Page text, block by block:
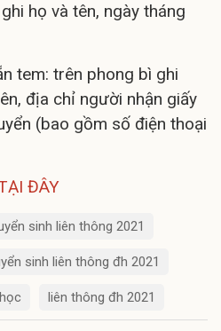
họ và tên, ngày tháng
tem: trên phong bì ghi
địa chỉ người nhận giấy
(bao gồm số điện thoại
ĐÂY
sinh liên thông 2021
sinh liên thông đh 2021
liên thông đh 2021